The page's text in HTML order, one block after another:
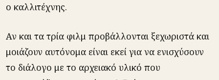
ο καλλιτέχνης.
Αν και τα τρία φιλμ προβάλλονται ξεχωριστά και
μοιάζουν αυτόνομα είναι εκεί για να ενισχύσουν
το διάλογο με το αρχειακό υλικό που